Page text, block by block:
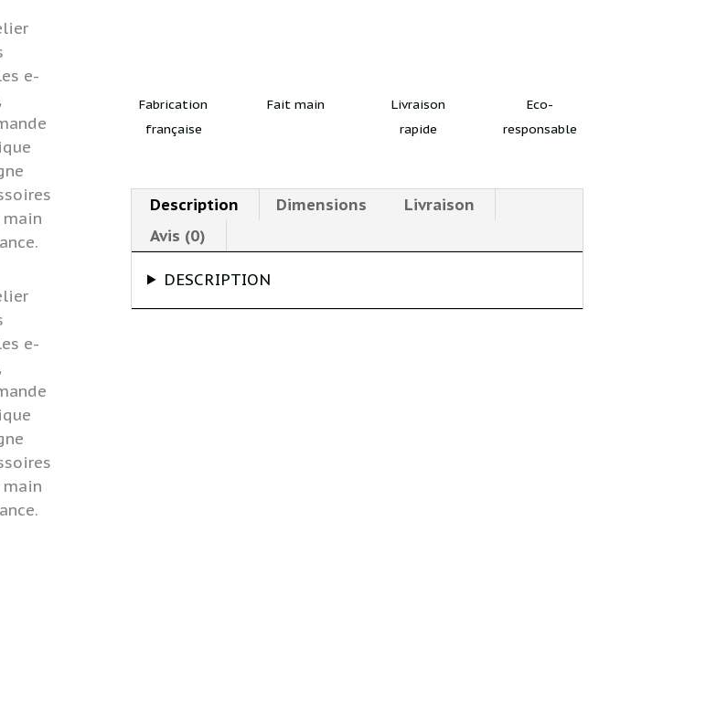
Fabrication
française
Fait main
Livraison
rapide
Eco-
responsable
Description Dimensions
Livraison
Avis (0)
DESCRIPTION